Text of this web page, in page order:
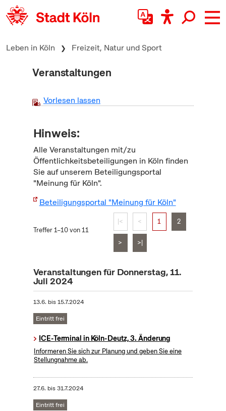
zum Inhalt springen
Leben in Köln Freizeit, Natur und Sport
Veranstaltungen
Vorlesen lassen
Hinweis:
Alle Veranstaltungen mit/zu
Öffentlichkeitsbeteiligungen in Köln finden
Sie auf unserem Beteiligungsportal
"Meinung für Köln".
Beteiligungsportal "Meinung für Köln"
Treffer 1–10 von 11
|< < 1 2
> >|
Veranstaltungen für Donnerstag, 11.
Juli 2024
13.6. bis15.7.2024
Eintritt frei
ICE-Terminal in Köln-Deutz, 3. Änderung
Informeren Sie sich zur Planung und geben Sie eine
Stellungnahme ab.
27.6. bis31.7.2024
Eintritt frei